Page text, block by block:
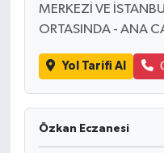
MERKEZİ VE
ORTASINDA - ANA
Yol Tarifi Al
Özkan Eczanesi